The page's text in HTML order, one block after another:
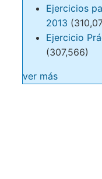
Ejercicios
2013
Ejercicio
(307,566)
ver más